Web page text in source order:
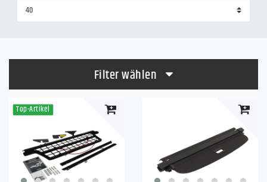
Filter wählen
Top-Artikel